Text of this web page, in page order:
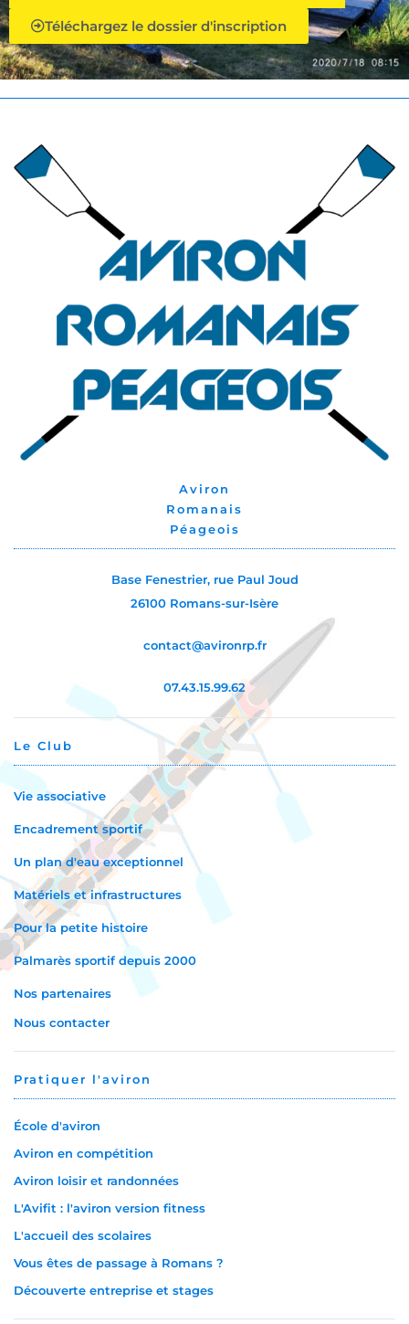
Téléchargez le dossier d'inscription
Aviron
Romanais
Péageois
Base Fenestrier, rue Paul Joud
26100 Romans-sur-Isère
contact@avironrp.fr
07.43.15.99.62
Le Club
Vie associative
Encadrement sportif
Un plan d'eau exceptionnel
Matériels et infrastructures
Pour la petite histoire
Palmarès sportif depuis 2000
Nos partenaires
Nous contacter
Pratiquer l'aviron
École d'aviron
Aviron en compétition
Aviron loisir et randonnées
L'Avifit : l'aviron version fitness
L'accueil des scolaires
Vous êtes de passage à Romans ?
Découverte entreprise et stages